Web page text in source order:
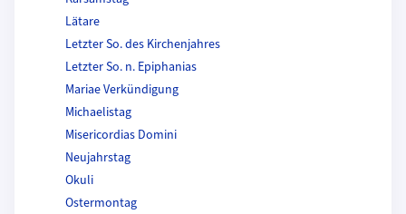
Lätare
Letzter So. des Kirchenjahres
Letzter So. n. Epiphanias
Mariae Verkündigung
Michaelistag
Misericordias Domini
Neujahrstag
Okuli
Ostermontag